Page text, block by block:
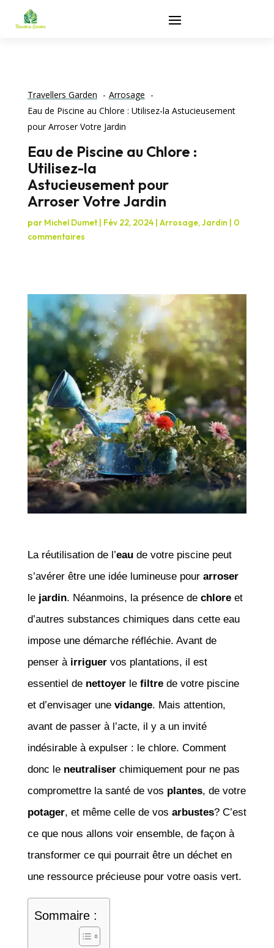
Travellers Garden
Arrosage
Eau de Piscine au Chlore : Utilisez-la Astucieusement
pour Arroser Votre Jardin
Eau de Piscine au Chlore :
Utilisez-la
Astucieusement pour
Arroser Votre Jardin
par Michel Dumet| Fév 22, 2024| Arrosage,Jardin | 0
commentaires
La réutilisation de l’eaude votre piscine peut
s’avérer être une idée lumineuse pour arroser
le jardin. Néanmoins, la présence de chloreet
d’autres substances chimiques dans cette eau
impose une démarche réfléchie. Avant de
penser à irriguervos plantations, il est
essentiel de nettoyerle filtrede votre piscine
et d’envisager une vidange. Mais attention,
avant de passer à l’acte, il y a un invité
indésirable à expulser : le chlore. Comment
donc le neutraliserchimiquement pour ne pas
compromettre la santé de vos plantes, de votre
potager, et même celle de vos arbustes? C’est
ce que nous allons voir ensemble, de façon à
transformer ce qui pourrait être un déchet en
une ressource précieuse pour votre oasis vert.
Sommaire :